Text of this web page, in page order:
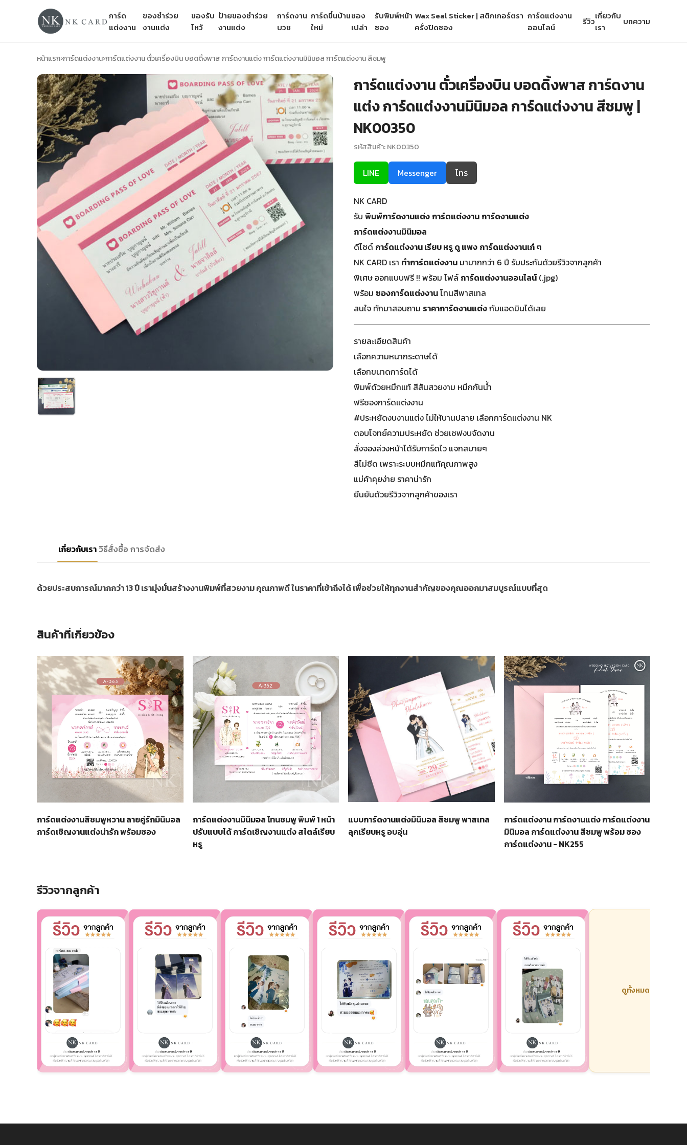
การ์ด
แต่งงาน
ของชำร่วย
งานแต่ง
ของรับ
ไหว้
ป้ายของชำร่วย
งานแต่ง
การ์ดงาน
บวช
การ์ดขึ้นบ้าน
ใหม่
ซอง
เปล่า
รับพิมพ์หน้า
ซอง
Wax Seal Sticker | สติกเกอร์ตรา
ครั่งปิดซอง
การ์ดแต่งงาน
ออนไลน์
รีวิวเกี่ยวกับ
เรา
บทความ
หน้าแรก›การ์ดแต่งงาน›การ์ดแต่งงาน ตั๋วเครื่องบิน บอดดิ้งพาส การ์ดงานแต่ง การ์ดแต่งงานมินิมอล การ์ดแต่งงาน สีชมพู
การ์ดแต่งงาน ตั๋วเครื่องบิน บอดดิ้งพาส การ์ดงาน
แต่ง การ์ดแต่งงานมินิมอล การ์ดแต่งงาน สีชมพู |
NK00350
รหัสสินค้า: NK00350
LINE Messenger โทร
NK CARD
รับ พิมพ์การ์ดงานแต่ง การ์ดแต่งงาน การ์ดงานแต่ง
การ์ดแต่งงานมินิมอล
ดีไซด์ การ์ดแต่งงาน เรียบ หรู ดู แพง การ์ดแต่งงานเก๋ ๆ
NK CARD เรา ทำการ์ดแต่งงาน มามากกว่า 6 ปี รับประกันด้วยรีวิวจากลูกค้า
พิเศษ ออกแบบฟรี !! พร้อม ไฟล์ การ์ดแต่งงานออนไลน์ (.jpg)
พร้อม ซองการ์ดแต่งงานโทนสีพาสเทล
สนใจ ทักมาสอบถาม ราคาการ์ดงานแต่งกับแอดมินได้เลย
รายละเอียดสินค้า
เลือกความหนากระดาษได้
เลือกขนาดการ์ดได้
พิมพ์ด้วยหมึกแท้ สีสันสวยงาม หมึกกันน้ำ
ฟรีซองการ์ดแต่งงาน
#ประหยัดงบงานแต่ง ไม่ให้บานปลาย เลือกการ์ดแต่งงาน NK
ตอบโจทย์ความประหยัด ช่วยเซฟงบจัดงาน
สั่งจองล่วงหน้าได้รับการ์ดไว แจกสบายๆ
สีไม่ซีด เพราะระบบหมึกแท้คุณภาพสูง
แม่ค้าคุยง่าย ราคาน่ารัก
ยืนยันด้วยรีวิวจากลูกค้าของเรา
เกี่ยวกับเรา วิธีสั่งซื้อ การจัดส่ง
ด้วยประสบการณ์มากกว่า 13 ปี เรามุ่งมั่นสร้างงานพิมพ์ที่สวยงาม คุณภาพดี ในราคาที่เข้าถึงได้ เพื่อช่วยให้ทุกงานสำคัญของคุณออกมาสมบูรณ์แบบที่สุด
สินค้าที่เกี่ยวข้อง
การ์ดแต่งงานสีชมพูหวาน ลายคู่รักมินิมอล
การ์ดเชิญงานแต่งน่ารัก พร้อมซอง
การ์ดแต่งงานมินิมอล โทนชมพู พิมพ์ 1 หน้า
ปรับแบบได้ การ์ดเชิญงานแต่ง สไตล์เรียบ
หรู
แบบการ์ดงานแต่งมินิมอล สีชมพู พาสเทล
ลุคเรียบหรู อบอุ่น
การ์ดแต่งงาน การ์ดงานแต่ง การ์ดแต่งงาน
มินิมอล การ์ดแต่งงาน สีชมพู พร้อม ซอง
การ์ดแต่งงาน - NK255
รีวิวจากลูกค้า
ดูทั้งหมด